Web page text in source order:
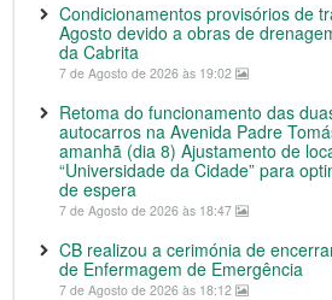
Condicionamentos provisórios de
Agosto devido a obras de
da Cabrita
7 de Agosto de 2026 às 19:02
Retoma do funcionamento das
autocarros na Avenida Padre
amanhã (dia 8) Ajustamento de
“Universidade da Cidade” para
de espera
7 de Agosto de 2026 às 18:47
CB realizou a cerimónia de
de Enfermagem de Emergência
7 de Agosto de 2026 às 18:12